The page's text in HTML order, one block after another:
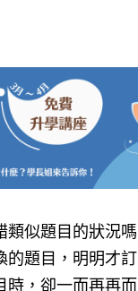
類似題目的狀況
的題目，明明才
，卻一而再再